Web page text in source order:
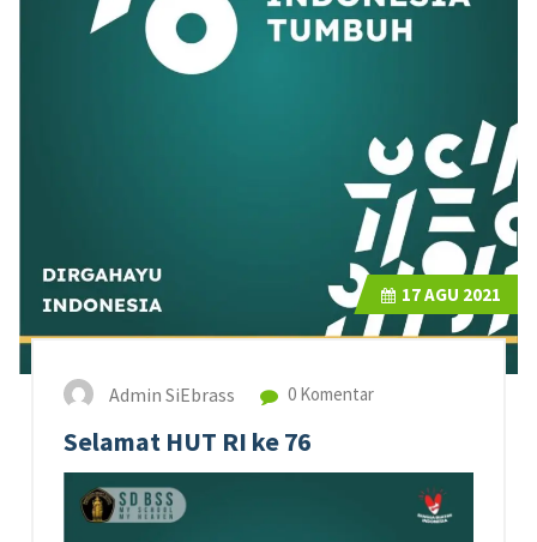
17AGU 2021
Admin SiEbrass 0 Komentar
Selamat HUT RI ke 76